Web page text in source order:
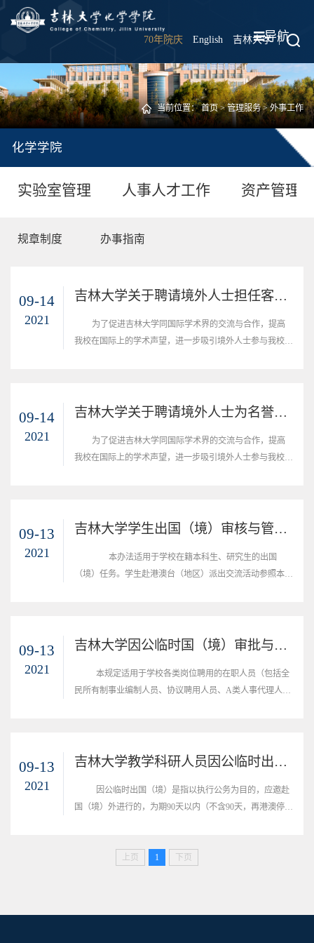
70年院庆 English 吉林大学 |
导航
当前位置：首页>管理服务>外事工作
化学学院
实验室管理 人事人才工作 资产管理
规章制度 办事指南
09-14
2021
吉林大学关于聘请境外人士担任客座教授等职务的管理规定
为了促进吉林大学同国际学术界的交流与合作，提高
我校在国际上的学术声望，进一步吸引境外人士参与我校的
聘请对象及条件受聘人应为外籍人士、港澳台地区人士或拥
的国际学术交流、促进我校事业的发展做出...
09-14
2021
吉林大学关于聘请境外人士为名誉教授的管理规定
为了促进吉林大学同国际学术界的交流与合作，提高
我校在国际上的学术声望，进一步吸引境外人士参与我校的
宜规定如下：一、聘请对象与条件受聘人应为外籍人士、港
士。具备博士学位和教授职称（或相当于教授的...
09-13
2021
吉林大学学生出国（境）审核与管理办法（试行）
​ 本办法适用于学校在籍本科生、研究生的出国
（境）任务。学生赴港澳台（地区）派出交流活动参照本办
09-13
2021
吉林大学因公临时国（境）审批与管理规定
本规定适用于学校各类岗位聘用的在职人员（包括全
民所有制事业编制人员、协议聘用人员、A类人事代理人
09-13
2021
吉林大学教学科研人员因公临时出国管理工作实施细则
因公临时出国（境）是指以执行公务为目的，应邀赴
国（境）外进行的，为期90天以内（不含90天，再港澳停留
出席重要国际学术会议以及执行国际学术组织履职任务等
上页 1 下页